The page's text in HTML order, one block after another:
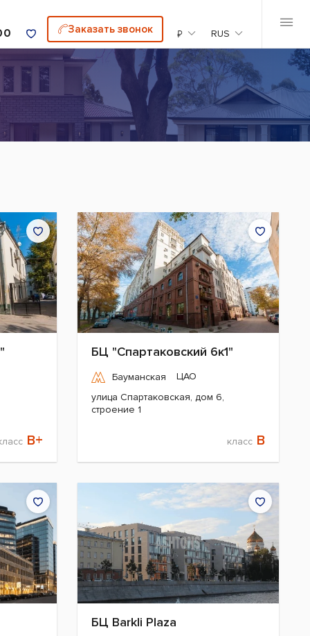
Заказать звонок ₽ RUS
B+
БЦ "Спартаковский 6к1"
Бауманская
ЦАО
улица Спартаковская, дом 6,
строение 1
класс B
БЦ Barkli Plaza